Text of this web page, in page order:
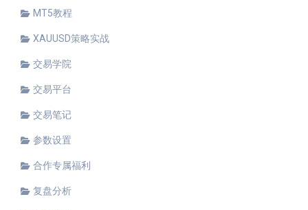
MT5教程
XAUUSD策略实战
交易学院
交易平台
交易笔记
参数设置
合作专属福利
复盘分析